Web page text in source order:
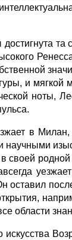
та
и мягкой
ноты,
в
научными
в своей
оставил
области
искусства